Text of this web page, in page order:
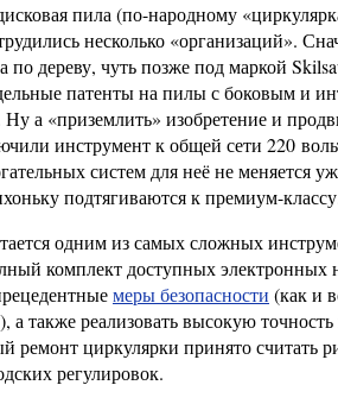
пила (по-народному
несколько «организаций».
по дереву, чуть позже под маркой
патенты на пилы с боковым и
Ну а «приземлить» изобретение и
инструмент к общей сети 220
систем для неё не меняется
подтягиваются к премиум-
одним из самых сложных
комплект доступных электронных
меры безопасности (как и
а также реализовать высокую
ремонт циркулярки принято считать
регулировок.